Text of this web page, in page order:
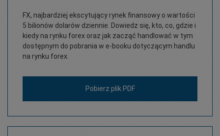
FX, najbardziej ekscytujący rynek finansowy o wartości
5 bilionów dolarów dziennie. Dowiedz się, kto, co, gdzie i
kiedy na rynku forex oraz jak zacząć handlować w tym
dostępnym do pobrania w e-booku dotyczącym handlu
na rynku forex.
Pobierz plik PDF